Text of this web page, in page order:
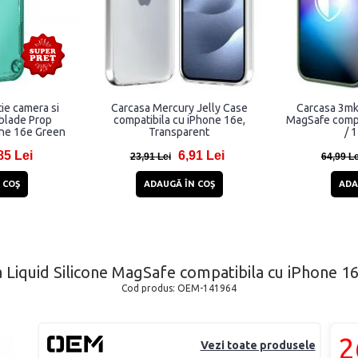
camera si
Prop
16e Green
Lei
Carcasa Mercury Jelly Case
compatibila cu iPhone 16e,
Transparent
23,91 Lei 6,91 Lei
ADAUGĂ ÎN COŞ
Carcasa
MagSafe
/
64,99
Liquid Silicone MagSafe compatibila cu iPhone
Cod produs: OEM-141964
Vezi toate produsele